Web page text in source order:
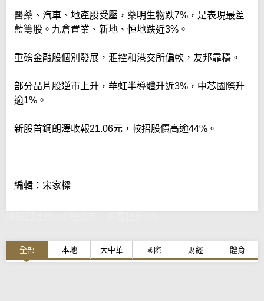
醫藥、汽車、地產股受壓，藥明生物跌7%，是表現最差
藍籌股。九倉置業、新地、恒地跌近3%。
重磅金融股個別發展，滙控和港交所偏軟，友邦靠穩。
部分晶片股逆市上升，華虹半導體升近3%，中芯國際升
逾1%。
新股首鋼朗澤收報21.06元，較招股價高逾44%。
編輯：宋家樑
全部 本地 大中華 國際 財經 體育